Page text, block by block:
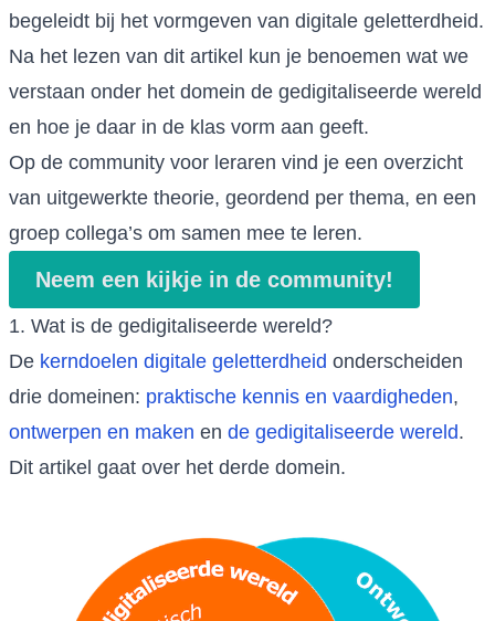
begeleidt bij het vormgeven van digitale geletterdheid.
Na het lezen van dit artikel kun je benoemen wat we
verstaan onder het domein de gedigitaliseerde wereld
en hoe je daar in de klas vorm aan geeft.
Op de community voor leraren vind je een overzicht
van uitgewerkte theorie, geordend per thema, en een
groep collega’s om samen mee te leren.
Neem een kijkje in de community!
1. Wat is de gedigitaliseerde wereld?
De kerndoelen digitale geletterdheid onderscheiden
drie domeinen: praktische kennis en vaardigheden,
ontwerpen en maken en de gedigitaliseerde wereld.
Dit artikel gaat over het derde domein.